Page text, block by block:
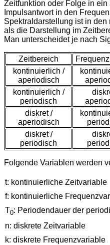
Zeitfunktion oder Folge in ein
Impulsantwort in den
Spektraldarstellung ist in
als die Darstellung im
Man unterscheidet je nach
Zeitbereich
kontinuierlich /
aperiodisch
kontinuierlich /
periodisch
diskret /
aperiodisch
diskret /
periodisch
Folgende Variablen werden
t: kontinuierliche Zeitvariable
f: kontinuierliche
T0: Periodendauer der
n: diskrete Zeitvariable
k: diskrete Frequenzvariable